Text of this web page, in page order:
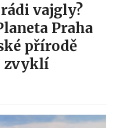
vajgly?
Praha
přírodě
zvyklí